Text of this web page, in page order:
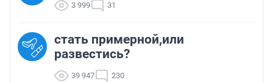
3 999 31
стать примерной,или
развестись?
39 947 230